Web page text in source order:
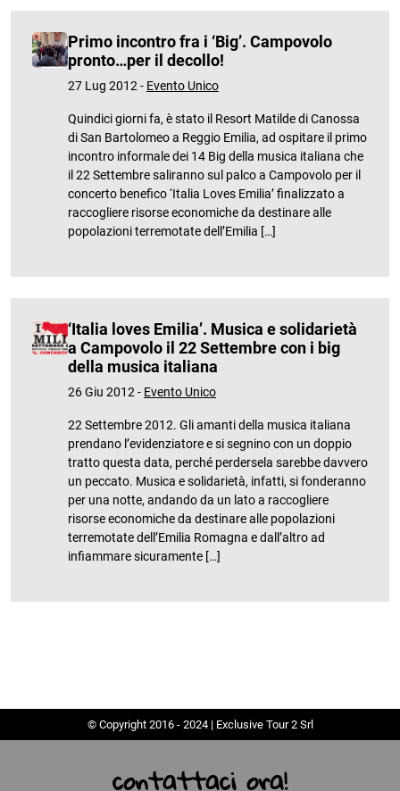
Primo incontro fra i ‘Big’. Campovolo
pronto…per il decollo!
27 Lug 2012 - Evento Unico
Quindici giorni fa, è stato il Resort Matilde di Canossa
di San Bartolomeo a Reggio Emilia, ad ospitare il primo
incontro informale dei 14 Big della musica italiana che
il 22 Settembre saliranno sul palco a Campovolo per il
concerto benefico ‘Italia Loves Emilia’ finalizzato a
raccogliere risorse economiche da destinare alle
popolazioni terremotate dell’Emilia […]
‘Italia loves Emilia’. Musica e solidarietà
a Campovolo il 22 Settembre con i big
della musica italiana
26 Giu 2012 - Evento Unico
22 Settembre 2012. Gli amanti della musica italiana
prendano l’evidenziatore e si segnino con un doppio
tratto questa data, perché perdersela sarebbe davvero
un peccato. Musica e solidarietà, infatti, si fonderanno
per una notte, andando da un lato a raccogliere
risorse economiche da destinare alle popolazioni
terremotate dell’Emilia Romagna e dall’altro ad
infiammare sicuramente […]
© Copyright 2016 - 2024 | Exclusive Tour 2 Srl
contattaci ora!